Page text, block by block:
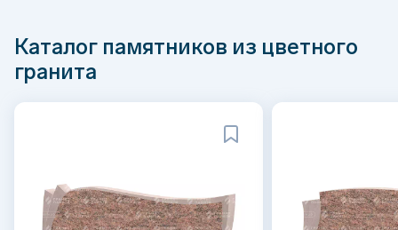
Каталог памятников из цветного
гранита